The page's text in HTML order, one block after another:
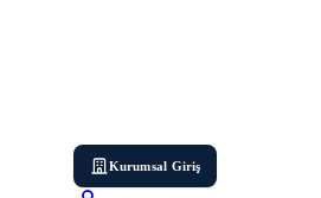
Kurumsal Giriş